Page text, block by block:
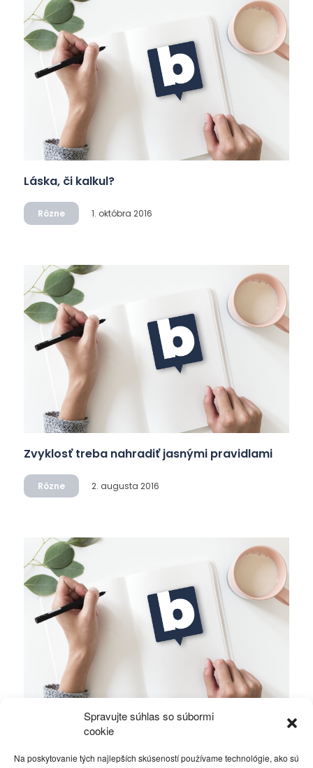
Spravujte súhlas so súbormi
cookie
Na poskytovanie tých najlepších skúseností používame technológie, ako sú
Láska, či kalkul?
Rôzne 1. októbra 2016
Zvyklosť treba nahradiť jasnými pravidlami
Rôzne 2. augusta 2016
Zákon je rozum zbavený vášne
Rôzne 6. júla 2016